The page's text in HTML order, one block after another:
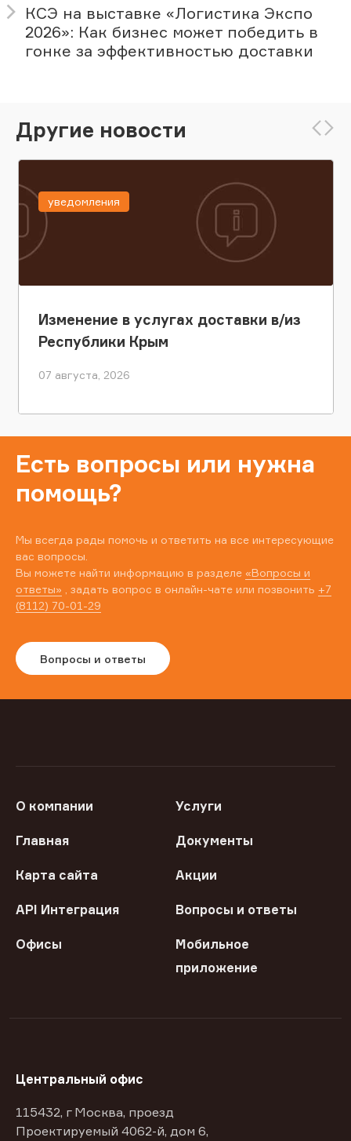
КСЭ на выставке «Логистика Экспо
2026»: Как бизнес может победить в
гонке за эффективностью доставки
Другие новости
Изменение в услугах доставки в/из
Республики Крым
07 августа, 2026
уведомления
Есть вопросы или нужна
помощь?
Мы всегда рады помочь и ответить на все интересующие
вас вопросы.
Вы можете найти информацию в разделе «Вопросы и
ответы» , задать вопрос в онлайн-чате или позвонить +7
(8112) 70-01-29
Вопросы и ответы
О компании Услуги
Главная Документы
Карта сайта Акции
API Интеграция Вопросы и ответы
Офисы
Мобильное
приложение
Центральный офис
115432, г Москва, проезд
Проектируемый 4062-й, дом 6,